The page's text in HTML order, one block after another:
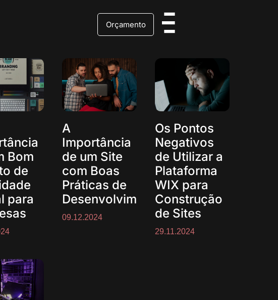
Orçamento
Bom
de
para
A
Importância
de um Site
com Boas
Práticas de
Desenvolvimento
09.12.2024
Os Pontos
Negativos
de Utilizar a
Plataforma
WIX para
Construção
de Sites
29.11.2024